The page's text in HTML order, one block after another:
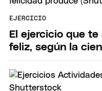
EJERCICIO
El ejercicio que
feliz, según la